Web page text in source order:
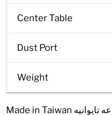
Center Table
Dust Port
Weight